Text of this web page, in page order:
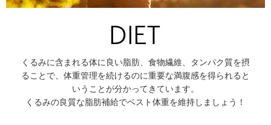
くるみに含まれる体に良い脂肪、食物繊維、タンパク質を摂
ることで、体重管理を続けるのに重要な満腹感を得られると
いうことが分かってきています。
くるみの良質な脂肪補給でベスト体重を維持しましょう！